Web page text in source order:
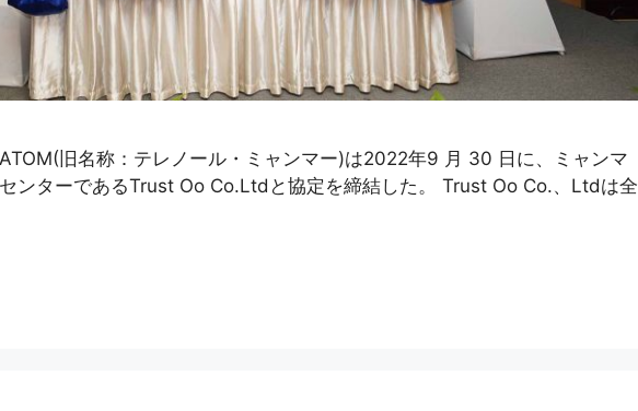
旧名称：テレノール・ミャンマー)は2022年9 月 30 日に、ミャンマ
ンターであるTrust Oo Co.Ltdと協定を締結した。 Trust Oo Co.、Ltdは全